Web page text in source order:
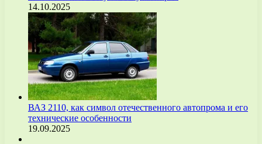
14.10.2025
ВАЗ 2110, как символ отечественного автопрома и его
технические особенности
19.09.2025